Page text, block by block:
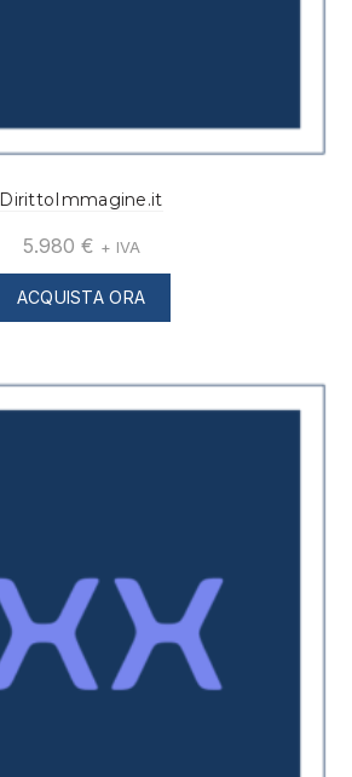
DirittoImmagine.it
5.980 € + IVA
ACQUISTA ORA